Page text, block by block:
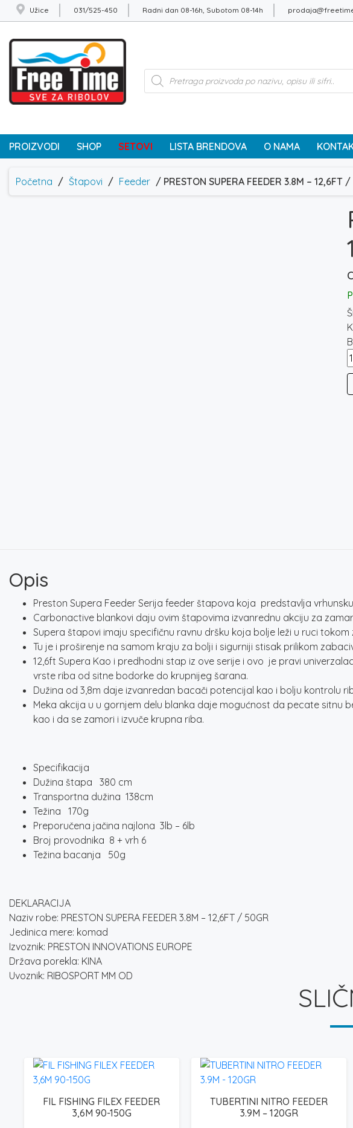
Užice 031/525-450 Radni dan 08-16h, Subotom 08-14h
Products
search
PROIZVODI SHOP SETOVI LISTA BRENDOVA O NAMA
Početna / Štapovi / Feeder / PRESTON SUPERA FEEDER 3.8M – 12,6FT
Opis
Preston Supera Feeder Serija feeder štapova koja predstavlja
Carbonactive blankovi daju ovim štapovima izvanrednu akciju za
Supera štapovi imaju specifičnu ravnu dršku koja bolje leži u ruci
Tu je i proširenje na samom kraju za bolji i sigurniji stisak prilikom
12,6ft Supera Kao i predhodni stap iz ove serije i ovo je pravi
vrste riba od sitne bodorke do krupnijeg šarana.
Dužina od 3,8m daje izvanredan bacači potencijal kao i bolju kontrolu
Meka akcija u u gornjem delu blanka daje mogućnost da pecate sitnu
kao i da se zamori i izvuče krupna riba.
Specifikacija
Dužina štapa 380 cm
Transportna dužina 138cm
Težina 170g
Preporučena jačina najlona 3lb – 6lb
Broj provodnika 8 + vrh 6
Težina bacanja 50g
DEKLARACIJA
Naziv robe: PRESTON SUPERA FEEDER 3.8M – 12,6FT / 50GR
Jedinica mere: komad
Izvoznik: PRESTON INNOVATIONS EUROPE
Država porekla: KINA
Uvoznik: RIBOSPORT MM OD
FIL FISHING FILEX FEEDER
3,6M 90-150G
TUBERTINI NITRO FEEDER
3.9M – 120GR